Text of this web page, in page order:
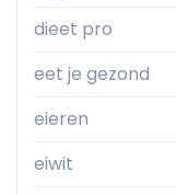
dieet pro
eet je gezond
eieren
eiwit